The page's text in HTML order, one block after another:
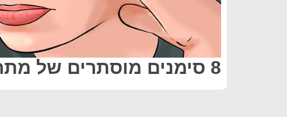
8 סימנים מוסתרים של מתח כרוני